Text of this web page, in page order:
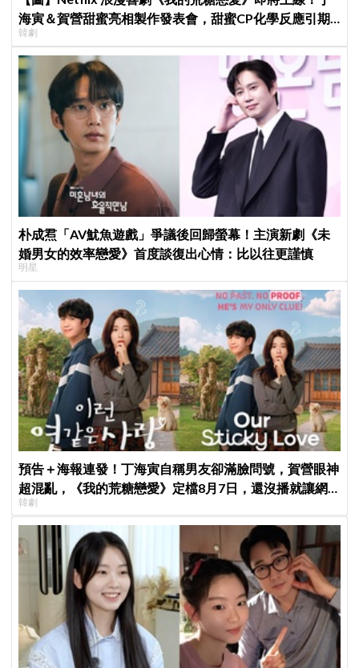
海寅＆賀營甜蜜亮相製作發表會，甜蜜CP化學反應引期
待
韓劇
朴成焄「AV魷魚遊戲」爭議後回歸螢幕！主演新劇《未
婚男女的效率戀愛》首度談復出心情：比以往更謹慎
明星
預告＋海報連發！丁海寅自稱男友卻滿臉問號，賀營眼神
超混亂，《我的荒糖戀愛》定檔8月7日，還沒播就讓網
友瘋猜結局
韓劇